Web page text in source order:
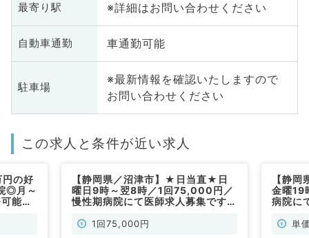
最寄り駅 ※詳細はお問い合わせください
自動車通勤 車通勤可能
駐車場
※最新情報を確認いたしますので
お問い合わせください
この求人と条件が近い求人
の好
◎月～
能
【静岡県／沼津市】★日当直★日
曜日9時～翌8時／1回75,000円／
慢性期病院にて医師求人募集です
1回75,000円
【静
金曜19
病院に
単